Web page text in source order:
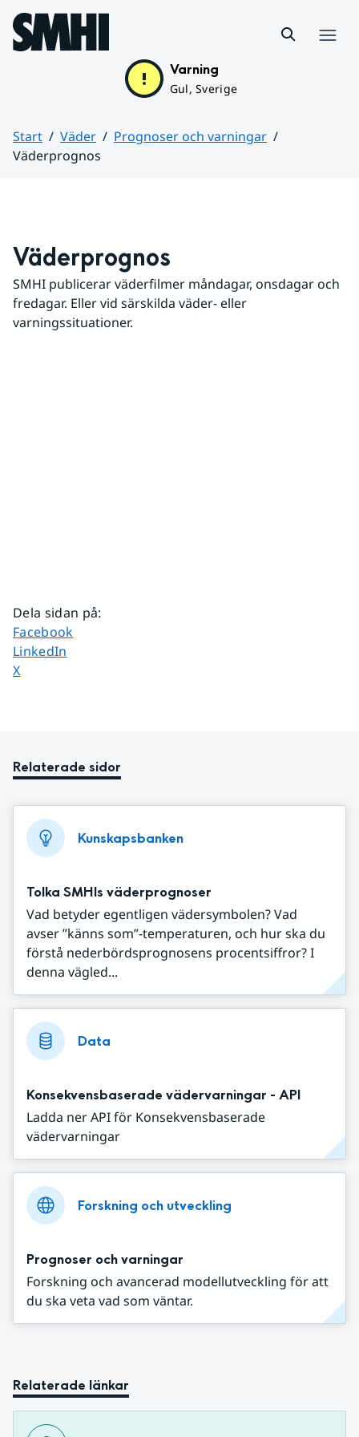
Hoppa till sidans innehåll
Varning
Gul, Sverige
Start Väder
Prognoser och varningar
Väderprognos
Väderprognos
SMHI publicerar väderfilmer måndagar, onsdagar och
fredagar. Eller vid särskilda väder- eller
varningssituationer.
Dela sidan på:
Dela sidan på
Facebook
Dela sidan på
LinkedIn
Dela sidan på
X
Relaterade sidor
Kunskapsbanken
Tolka SMHIs väderprognoser
Vad betyder egentligen vädersymbolen? Vad
avser ”känns som”-temperaturen, och hur ska du
förstå nederbördsprognosens procentsiffror? I
denna vägled...
Data
Konsekvensbaserade vädervarningar - API
Ladda ner API för Konsekvensbaserade
vädervarningar
Forskning och utveckling
Prognoser och varningar
Forskning och avancerad modellutveckling för att
du ska veta vad som väntar.
Relaterade länkar